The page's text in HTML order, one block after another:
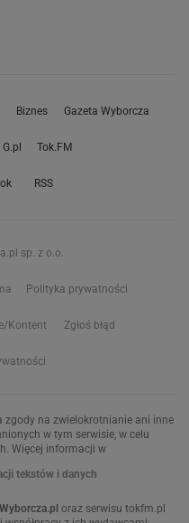
Biznes Gazeta Wyborcza
Tok.FM
RSS
sp. z o.o.
Polityka prywatności
Kontent Zgłoś błąd
zgody na zwielokrotnianie ani inne
w tym serwisie, w celu
Więcej informacji w
tekstów i danych
oraz serwisu tokfm.pl